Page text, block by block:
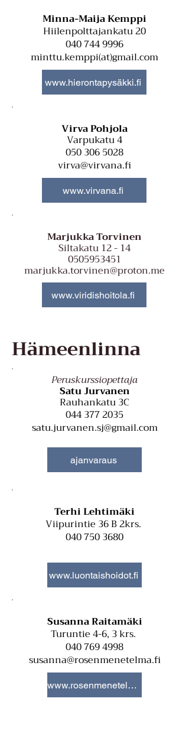
Minna-Maija Kemppi
Hiilenpolttajankatu 20
040 744 9996
minttu.kemppi(at)gmail.com
www.hierontapysäkki.fi
Virva Pohjola
Varpukatu 4
050 306 5028
virva@virvana.fi
www.virvana.fi
Marjukka Torvinen
Siltakatu 12 - 14
0505953451
marjukka.torvinen@proton.me
www.viridishoitola.fi
Hämeenlinna
Peruskurssiopettaja
Satu Jurvanen
Rauhankatu 3C
044 377 2035
satu.jurvanen.sj@gmail.com
ajanvaraus
Terhi Lehtimäki
Viipurintie 36 B 2krs.
040 750 3680
www.luontaishoidot.fi
Susanna Raitamäki
Turuntie 4-6, 3 krs.
040 769 4998
susanna@rosenmenetelma.fi
www.rosenmenetelma.fi